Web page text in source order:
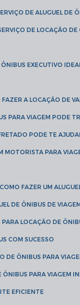
DE ALUGUEL DE
DE LOCAÇÃO
ÔNIBUS EXECUTIVO
FAZER A LOCAÇÃO DE
PARA VIAGEM PODE
PODE TE
MOTORISTA PARA
COMO FAZER UM
DE ÔNIBUS DE
PARA LOCAÇÃO DE
COM SUCESSO
DE ÔNIBUS PARA
ÔNIBUS PARA VIAGEM
EFICIENTE